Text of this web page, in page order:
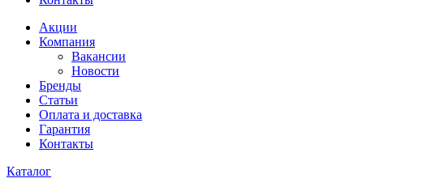
Акции
Компания
Вакансии
Новости
Бренды
Статьи
Оплата и доставка
Гарантия
Контакты
Каталог